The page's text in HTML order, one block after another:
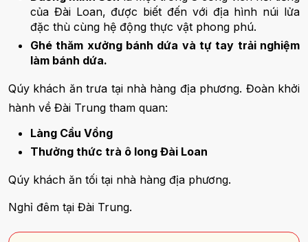
của Đài Loan, được biết đến với địa hình núi lửa
đặc thù cùng hệ động thực vật phong phú.
Ghé thăm xưởng bánh dứa và tự tay trải nghiệm
làm bánh dứa.
Qúy khách ăn trưa tại nhà hàng địa phương. Đoàn khởi
hành về Đài Trung tham quan:
Làng Cầu Vồng
Thưởng thức trà ô long Đài Loan
Qúy khách ăn tối tại nhà hàng địa phương.
Nghỉ đêm tại Đài Trung.